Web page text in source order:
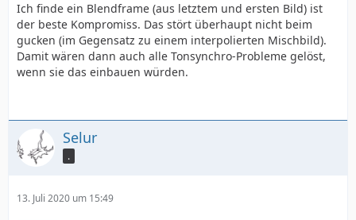
Ich finde ein Blendframe (aus letztem und ersten Bild) ist
der beste Kompromiss. Das stört überhaupt nicht beim
gucken (im Gegensatz zu einem interpolierten Mischbild).
Damit wären dann auch alle Tonsynchro-Probleme gelöst,
wenn sie das einbauen würden.
Selur
.
13. Juli 2020 um 15:49